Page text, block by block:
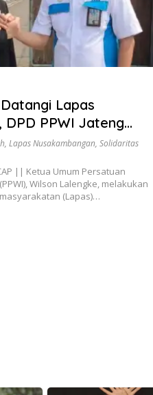
Lapas
DPD PPWI Jateng
, Lapas Nusakambangan, Solidaritas
|| Ketua Umum Persatuan
Wilson Lalengke, melakukan
(Lapas)…